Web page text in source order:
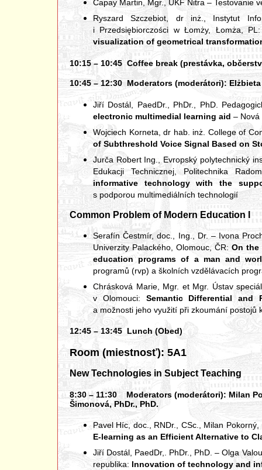
Capay Martin, Mgr., UKF Nitra – Testovanie
Ryszard Szczebiot, dr inż., Instytut
i Przedsiębiorczości w Łomży, Łomża,
visualization of geometrical
10:15 – 10:45 Coffee break (prestávka,
10:45 – 12:30 Moderators (moderátori):
Jiří Dostál, PaedDr., PhDr., PhD.
electronic multimedial learning aid – Nová
Wojciech Korneta, dr hab. inż. College of
of Subthreshold Voice Signal Based on
Jurča Robert Ing., Evropský polytechnický
Edukacji Technicznej, Politechnika
informative technology with the
s podporou multimediálních technologií
Common Problem of Modern Education I
Serafín Čestmír, doc., Ing., Dr. – Ivona
Univerzity Palackého, Olomouc, ČR: On the
education programs of a man and
programů (rvp) a školních vzdělávacích
Chrásková Marie, Mgr. et Mgr. Ústav
v Olomouci: Semantic Differential and
a možnosti jeho využití při zkoumání postojů
12:45 – 13:45 Lunch (Obed)
Room (miestnosť): 5A1
New Technologies in Subject Teaching
8:30 – 11:30 Moderators (moderátori): Milan
Šimonová, PhDr., PhD.
Pavel Híc, doc., RNDr., CSc., Milan
E-learning as an Efficient Alternative to
Jiří Dostál, PaedDr,. PhDr., PhD. – Olga
republika: Innovation of technology and